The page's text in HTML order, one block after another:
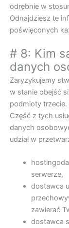
odrębnie w
Odnajdziesz te
poświęconych
# 8: Kim
danych
Zaryzykujemy
w stanie obejść
podmioty trzecie.
Część z tych
danych
udział w
serwerze,
dostawca
zawierać
dostawca